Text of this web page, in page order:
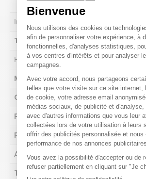
Incontinence
Taille INCO
Standard
Fauteuils RELAX
Motorisation
4 fonctions
Couleur
Gris
Poids max utilisateur
140 kg
Fonctions en +
Port USB
Attributs généraux
Télécommande